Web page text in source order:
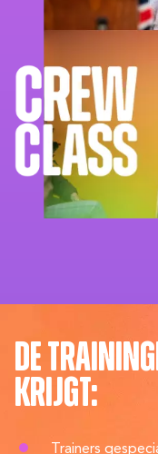
De
krijgt:
Trainers